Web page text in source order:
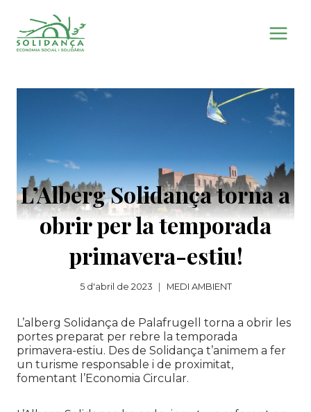
contingut
L’Alberg Solidança torna a
obrir per la temporada
primavera-estiu!
5 d'abril de 2023 MEDI AMBIENT
L’alberg Solidança de Palafrugell torna a obrir les
portes preparat per rebre la temporada
primavera-estiu. Des de Solidança t’animem a fer
un turisme responsable i de proximitat,
fomentant l’Economia Circular.